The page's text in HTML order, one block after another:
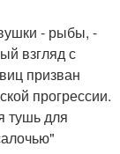
- рыбы, -
взгляд с
призван
прогрессии.
тушь для